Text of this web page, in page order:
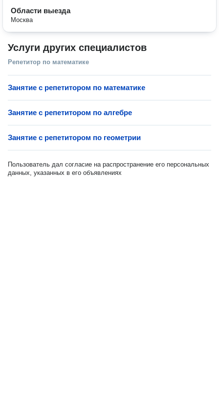
Области выезда
Москва
Услуги других специалистов
Репетитор по математике
Занятие с репетитором по математике
Занятие с репетитором по алгебре
Занятие с репетитором по геометрии
Пользователь дал согласие на распространение его персональных
данных, указанных в его объявлениях